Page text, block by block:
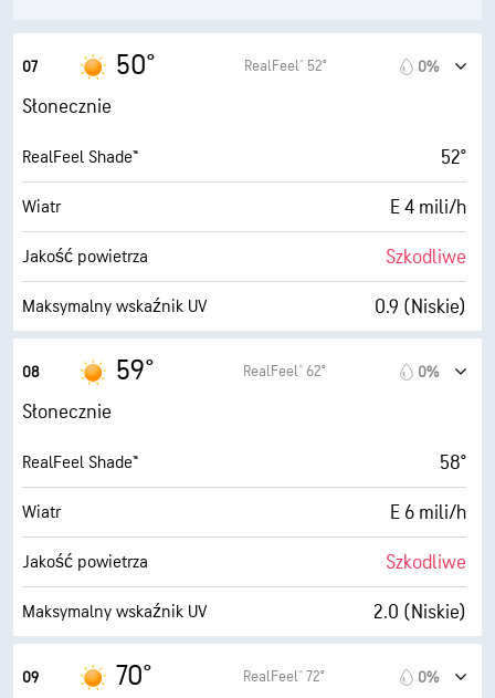
07 50° RealFeel® 52° 0%
Słonecznie
RealFeel Shade™ 52°
Wiatr E 4 mili/h
Jakość powietrza Szkodliwe
Maksymalny wskaźnik UV 0.9 (Niskie)
Porywy wiatru
Wilgotność
Punkt rosy 30° F
AccuLumen Brightness Index™ 4 (Przyćm.)
Zachmurzenie 0%
Widoczność 10 mili
08 59° RealFeel® 62° 0%
Słonecznie
RealFeel Shade™ 58°
Wiatr E 6 mili/h
Jakość powietrza Szkodliwe
Maksymalny wskaźnik UV 2.0 (Niskie)
Porywy wiatru
09 70° RealFeel® 72° 0%